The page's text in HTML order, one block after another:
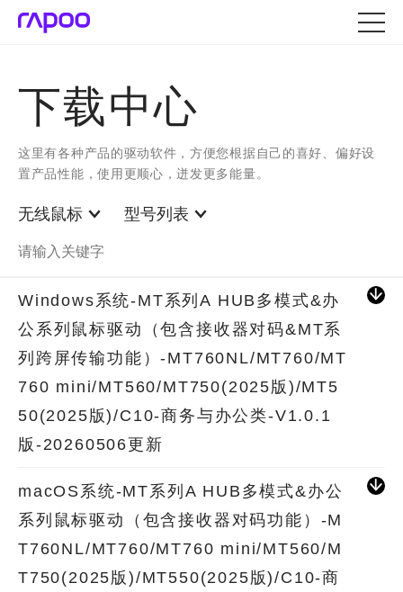
下载中心
这里有各种产品的驱动软件，方便您根据自己的喜好、偏好设
置产品性能，使用更顺心，迸发更多能量。
无线鼠标 型号列表
Windows系统-MT系列A HUB多模式&办
公系列鼠标驱动（包含接收器对码&MT系
列跨屏传输功能）-MT760NL/MT760/MT
760 mini/MT560/MT750(2025版)/MT5
50(2025版)/C10-商务与办公类-V1.0.1
版-20260506更新
macOS系统-MT系列A HUB多模式&办公
系列鼠标驱动（包含接收器对码功能）-M
T760NL/MT760/MT760 mini/MT560/M
T750(2025版)/MT550(2025版)/C10-商